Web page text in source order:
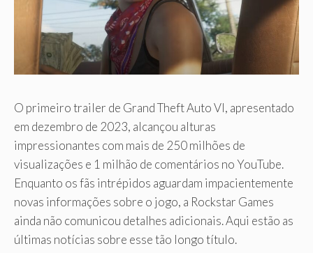
O primeiro trailer de Grand Theft Auto VI, apresentado
em dezembro de 2023, alcançou alturas
impressionantes com mais de 250 milhões de
visualizações e 1 milhão de comentários no YouTube.
Enquanto os fãs intrépidos aguardam impacientemente
novas informações sobre o jogo, a Rockstar Games
ainda não comunicou detalhes adicionais. Aqui estão as
últimas notícias sobre esse tão longo título.